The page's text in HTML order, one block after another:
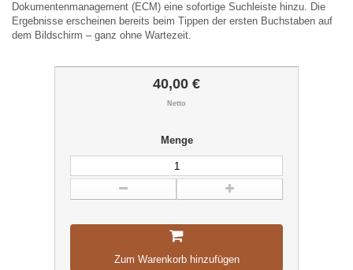
Dokumentenmanagement (ECM) eine sofortige Suchleiste hinzu. Die
Ergebnisse erscheinen bereits beim Tippen der ersten Buchstaben auf
dem Bildschirm – ganz ohne Wartezeit.
40,00 €
Netto
Menge
Zum Warenkorb hinzufügen